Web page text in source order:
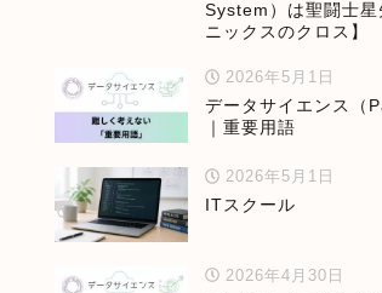
System）は聖闘士星
ニックスのクロス】
2026年5月1日
データサイエンス（
｜重要用語
2026年5月1日
ITスクール
2026年4月30日